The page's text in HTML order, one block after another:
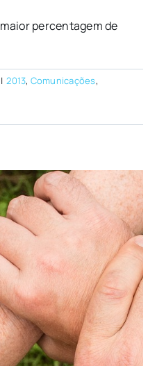
percentagem de
| 2013, Comunicações,